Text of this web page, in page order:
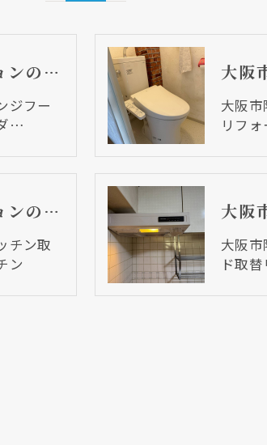
大阪市阿倍野区 分譲マンションのレンジフード取替リフォーム工事 タカラスタンダード
ジフー
…
大阪
リフ
大阪市阿倍野区 分譲マンションのキッチン取替リフォーム工事 セクショナルキッチン
チン取
ン
大阪
ド取